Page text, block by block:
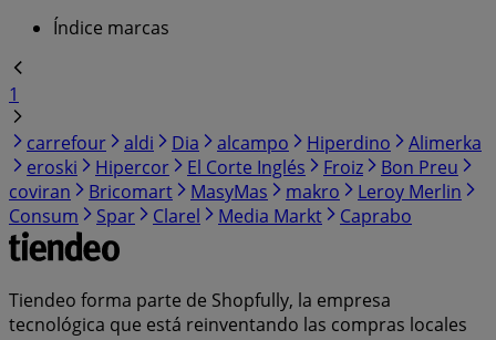
Índice marcas
1
carrefour
aldi Dia alcampo Hiperdino
Alimerka
eroski
Hipercor El Corte Inglés Froiz
Bon Preu
coviran
Bricomart MasyMas makro
Leroy Merlin
Consum
Spar Clarel Media Markt Caprabo
Tiendeo forma parte de Shopfully, la empresa
tecnológica que está reinventando las compras locales